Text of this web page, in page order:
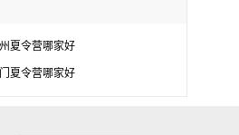
夏令营哪家好
夏令营哪家好